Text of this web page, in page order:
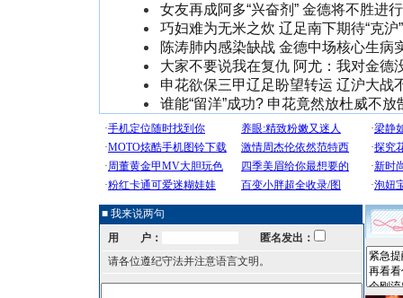
女友再成阿多“兴奋剂” 金德将不胜进
巧妇难为无米之炊 辽足南下期待“克沪
陈涛肺内感染缺战 金德中场核心生病
大家不要说我在复仇 阿尤：我对金德
申花欲保三甲辽足盼望转运 辽沪大战
谁能“留洋”成功? 申花竟然放杜威不放
■ 我来说两句
用 户：
匿名发出：
请各位遵纪守法并注意语言文明。